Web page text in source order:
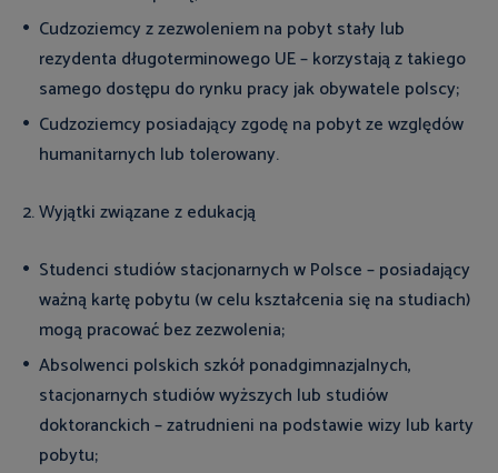
Cudzoziemcy z zezwoleniem na pobyt stały lub
rezydenta długoterminowego UE – korzystają z takiego
samego dostępu do rynku pracy jak obywatele polscy;
Cudzoziemcy posiadający zgodę na pobyt ze względów
humanitarnych lub tolerowany.
2. Wyjątki związane z edukacją
Studenci studiów stacjonarnych w Polsce – posiadający
ważną kartę pobytu (w celu kształcenia się na studiach)
mogą pracować bez zezwolenia;
Absolwenci polskich szkół ponadgimnazjalnych,
stacjonarnych studiów wyższych lub studiów
doktoranckich – zatrudnieni na podstawie wizy lub karty
pobytu;